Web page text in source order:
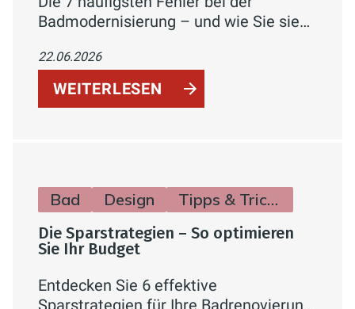
Badmodernisierung – und wie Sie sie
Handwerker und verfügbaren
Förderungen von Anfang an vermeiden.
22.06.2026
WEITERLESEN
Bad Design Tipps & Tricks
Die Sparstrategien – So optimieren
Sie Ihr Budget
Entdecken Sie 6 effektive
Sparstrategien für Ihre Badrenovierung